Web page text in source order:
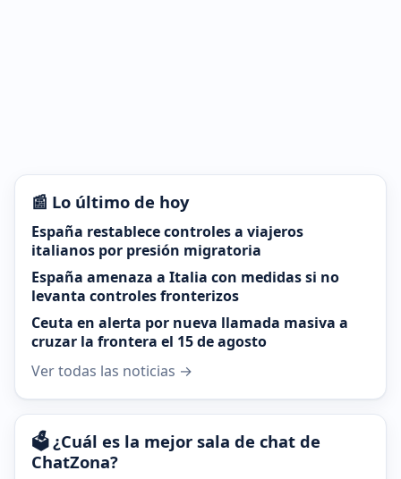
📰 Lo último de hoy
España restablece controles a viajeros
italianos por presión migratoria
España amenaza a Italia con medidas si no
levanta controles fronterizos
Ceuta en alerta por nueva llamada masiva a
cruzar la frontera el 15 de agosto
Ver todas las noticias →
🗳️ ¿Cuál es la mejor sala de chat de
ChatZona?